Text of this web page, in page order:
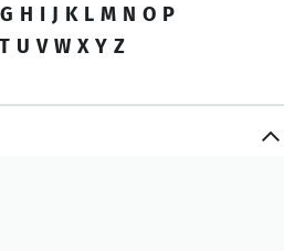
G H I J K L M N O P
T U V W X Y Z